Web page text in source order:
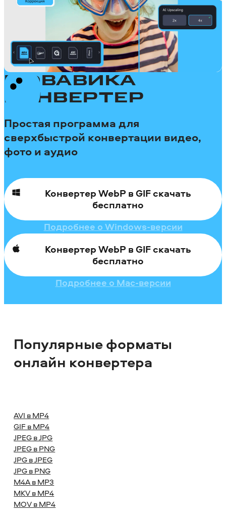
МОВАВИКА
КОНВЕРТЕР
Простая программа для
сверхбыстрой конвертации видео,
фото и аудио
Конвертер WebP в GIF скачать
бесплатно
Подробнее о Windows-версии
Конвертер WebP в GIF скачать
бесплатно
Подробнее о Mac-версии
Популярные форматы
онлайн конвертера
AVI в MP4
GIF в MP4
JPEG в JPG
JPEG в PNG
JPG в JPEG
JPG в PNG
M4A в MP3
MKV в MP4
MOV в MP4